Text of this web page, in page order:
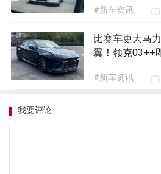
#新车资讯
比赛车更大马
翼！领克03++
#新车资讯
我要评论